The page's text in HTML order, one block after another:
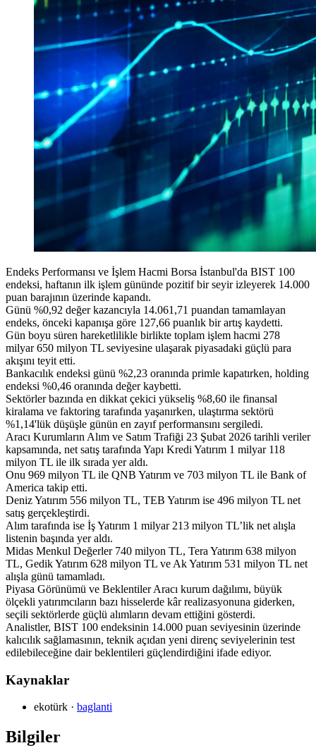
Endeks Performansı ve İşlem Hacmi Borsa İstanbul'da BIST 100
endeksi, haftanın ilk işlem gününde pozitif bir seyir izleyerek 14.000
puan barajının üzerinde kapandı.
Günü %0,92 değer kazancıyla 14.061,71 puandan tamamlayan
endeks, önceki kapanışa göre 127,66 puanlık bir artış kaydetti.
Gün boyu süren hareketlilikle birlikte toplam işlem hacmi 278
milyar 650 milyon TL seviyesine ulaşarak piyasadaki güçlü para
akışını teyit etti.
Bankacılık endeksi günü %2,23 oranında primle kapatırken, holding
endeksi %0,46 oranında değer kaybetti.
Sektörler bazında en dikkat çekici yükseliş %8,60 ile finansal
kiralama ve faktoring tarafında yaşanırken, ulaştırma sektörü
%1,14'lük düşüşle günün en zayıf performansını sergiledi.
Aracı Kurumların Alım ve Satım Trafiği 23 Şubat 2026 tarihli veriler
kapsamında, net satış tarafında Yapı Kredi Yatırım 1 milyar 118
milyon TL ile ilk sırada yer aldı.
Onu 969 milyon TL ile QNB Yatırım ve 703 milyon TL ile Bank of
America takip etti.
Deniz Yatırım 556 milyon TL, TEB Yatırım ise 496 milyon TL net
satış gerçekleştirdi.
Alım tarafında ise İş Yatırım 1 milyar 213 milyon TL’lik net alışla
listenin başında yer aldı.
Midas Menkul Değerler 740 milyon TL, Tera Yatırım 638 milyon
TL, Gedik Yatırım 628 milyon TL ve Ak Yatırım 531 milyon TL net
alışla günü tamamladı.
Piyasa Görünümü ve Beklentiler Aracı kurum dağılımı, büyük
ölçekli yatırımcıların bazı hisselerde kâr realizasyonuna giderken,
seçili sektörlerde güçlü alımların devam ettiğini gösterdi.
Analistler, BIST 100 endeksinin 14.000 puan seviyesinin üzerinde
kalıcılık sağlamasının, teknik açıdan yeni direnç seviyelerinin test
edilebileceğine dair beklentileri güçlendirdiğini ifade ediyor.
Kaynaklar
ekotürk · baglanti
Bilgiler